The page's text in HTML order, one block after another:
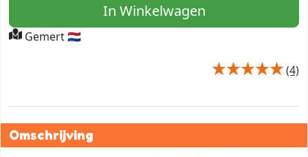
In Winkelwagen
Gemert 🇳🇱
(4)
Omschrijving